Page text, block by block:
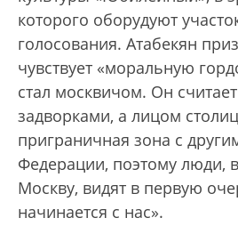
которого оборудуют
голосования. Атабекян
чувствует «моральную
стал москвичом. Он
задворками, а лицом
приграничная зона с
Федерации, поэтому люди,
Москву, видят в первую
начинается с нас».